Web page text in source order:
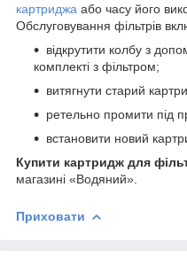
картриджа або часу його
Обслуговування фільтрів
відкрутити колбу з
комплекті з фільтром;
витягнути старий
ретельно промити під
встановити новий
Купити картридж для
магазині «Водяний».
Приховати